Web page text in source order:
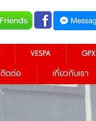
VESPA GPX
ติดต่อ เกี่ยวกับเรา